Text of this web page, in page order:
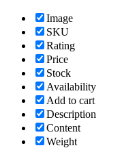
Image
SKU
Rating
Price
Stock
Availability
Add to cart
Description
Content
Weight